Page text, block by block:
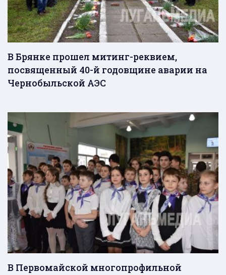
В Брянке прошел митинг-реквием,
посвященный 40-й годовщине аварии на
Чернобыльской АЭС
В Первомайской многопрофильной